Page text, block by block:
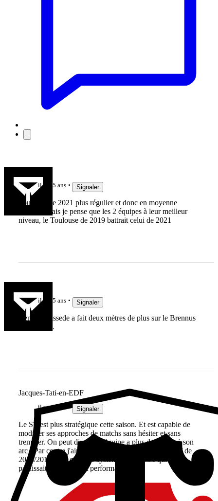
il y a 5 ans Signaler
Toulouse de 2021 plus régulier et donc en moyenne
meilleur Mais je pense que les 2 équipes à leur meilleur
niveau, le Toulouse de 2019 battrait celui de 2021
il y a 5 ans Signaler
Ben oui, Fissede a fait deux mètres de plus sur le Brennus
qu'en 2019.
Jacques-Tati-en-EDF
il y a 5 ans Signaler
Le ST est plus stratégique cette saison. Et est capable de
modifier ses approches de matchs sans hésiter et sans
trembler. On peut dire que l'équipe a plus de cordes à son
arc ! Par contre j'aimais beaucoup le potentiel offensif de
2018/2019 ainsi que leur système de défense qui me
paraissait extrêmement performant.